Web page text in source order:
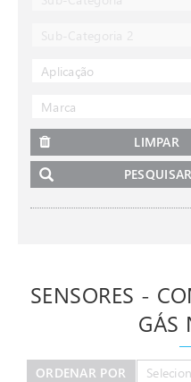
Aplicação
Marca
LIMPAR
PESQUISAR
SENSORES -
GÁS
ORDENAR POR